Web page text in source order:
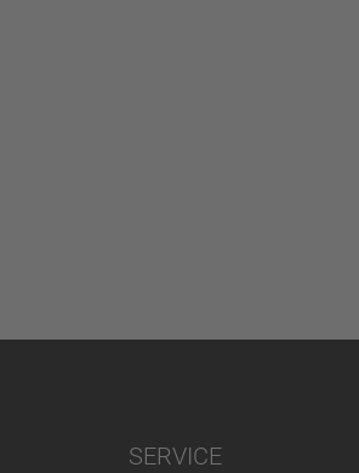
SERVICE